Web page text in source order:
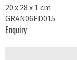
20 x 28 x 1 cm
GRAN06ED015
Enquiry